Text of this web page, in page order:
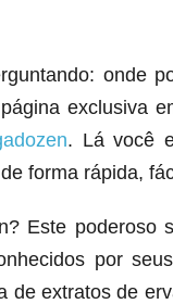
onde
exclusiva
. Lá você
forma rápida,
Este poderoso
por
de extratos de